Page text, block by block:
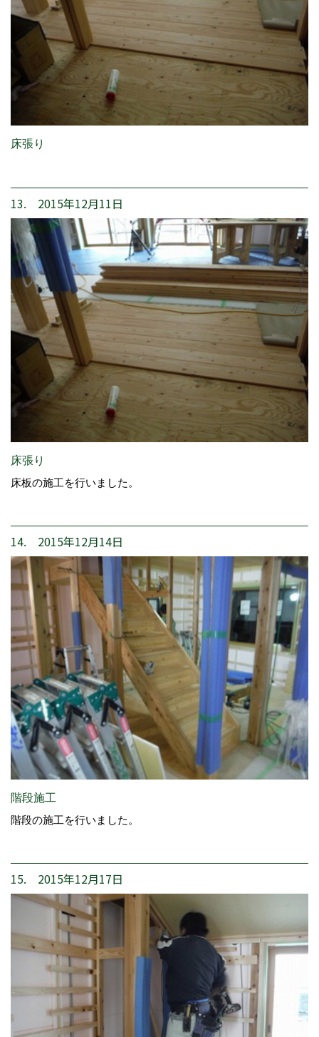
床張り
13. 2015年12月11日
床張り
床板の施工を行いました。
14. 2015年12月14日
階段施工
階段の施工を行いました。
15. 2015年12月17日